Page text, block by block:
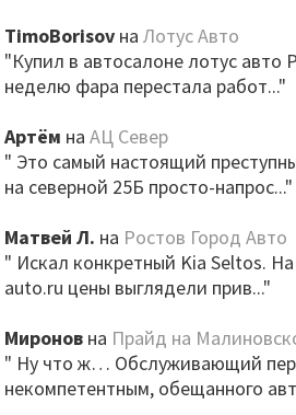
TimoBorisov наЛотус Авто
"Купил в автосалоне лотус авто
неделю фара перестала работ..."
Артём наАЦ Север
" Это самый настоящий
на северной 25Б просто-напрос..."
Матвей Л. на Ростов Город Авто
" Искал конкретный Kia Seltos.
auto.ru цены выглядели прив..."
Миронов на Прайд на
" Ну что ж… Обслуживающий
некомпетентным, обещанного